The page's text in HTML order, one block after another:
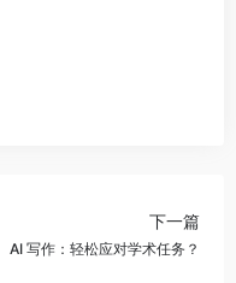
下一篇
AI 写作：轻松应对学术任务？